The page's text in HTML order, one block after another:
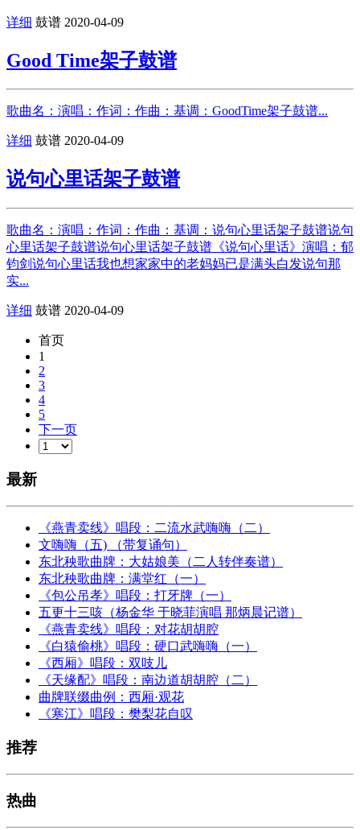
详细 鼓谱 2020-04-09
Good Time架子鼓谱
歌曲名：演唱：作词：作曲：基调：GoodTime架子鼓谱...
详细 鼓谱 2020-04-09
说句心里话架子鼓谱
歌曲名：演唱：作词：作曲：基调：说句心里话架子鼓谱说句
心里话架子鼓谱说句心里话架子鼓谱《说句心里话》演唱：郁
钧剑说句心里话我也想家家中的老妈妈已是满头白发说句那
实...
详细 鼓谱 2020-04-09
首页
1
2
3
4
5
下一页
最新
《燕青卖线》唱段：二流水武嗨嗨（二）
文嗨嗨（五) （带复诵句）
东北秧歌曲牌：大姑娘美（二人转伴奏谱）
东北秧歌曲牌：满堂红（一）
《包公吊孝》唱段：打牙牌（一）
五更十三咳（杨金华 于晓菲演唱 那炳晨记谱）
《燕青卖线》唱段：对花胡胡腔
《白猿偷桃》唱段：硬口武嗨嗨（一）
《西厢》唱段：双吱儿
《天缘配》唱段：南边道胡胡腔（二）
曲牌联缀曲例：西厢·观花
《寒江》唱段：樊梨花自叹
推荐
热曲